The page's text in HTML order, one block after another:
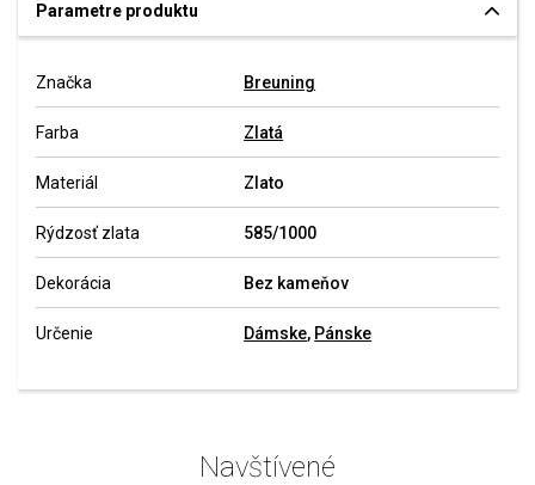
Parametre produktu
Značka Breuning
Farba Zlatá
Materiál Zlato
Rýdzosť zlata 585/1000
Dekorácia Bez kameňov
Určenie Dámske, Pánske
Navštívené